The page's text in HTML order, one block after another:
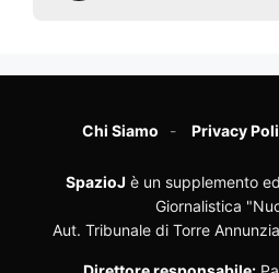
Chi Siamo Privacy
SpazioJ è un supplemento
Giornalistica
Aut. Tribunale di Torre